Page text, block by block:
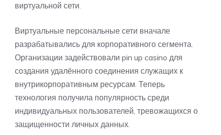
виртуальной сети.
Виртуальные персональные сети вначале
разрабатывались для корпоративного сегмента.
Организации задействовали pin up casino для
создания удалённого соединения служащих к
внутрикорпоративным ресурсам. Теперь
технология получила популярность среди
индивидуальных пользователей, тревожащихся о
защищенности личных данных.